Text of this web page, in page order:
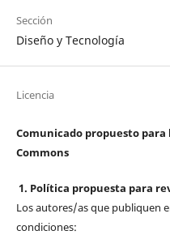
Sección
Diseño y Tecnología
Licencia
Comunicado propuesto
Commons
1. Política propuesta para
Los autores/as que publiquen
condiciones: